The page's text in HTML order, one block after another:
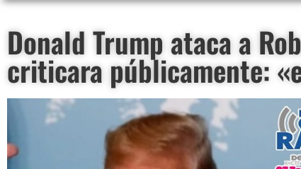
Donald Trump ataca a
criticara públicamente: